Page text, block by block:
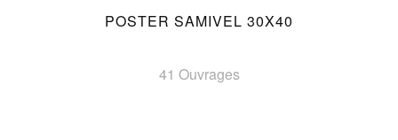
POSTER SAMIVEL 30X40
41 Ouvrages